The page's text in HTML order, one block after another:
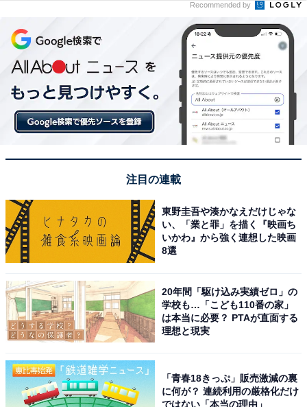
「温泉山荘だいこんの花」は自家源泉かけ流しの
露天風呂付離れが魅力
Recommended by
注目の連載
東野圭吾や湊かなえだけじゃな
い、「業と罪」を描く『映画ち
いかわ』から強く連想した映画
8選
20年間「駆け込み実績ゼロ」の
学校も…「こども110番の家」
は本当に必要？ PTAが直面する
理想と現実
「青春18きっぷ」販売激減の裏
に何が？ 連続利用の厳格化だけ
ではない「本当の理由」